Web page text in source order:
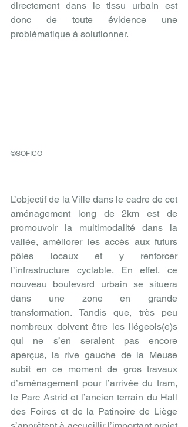
directement dans le tissu urbain est
donc de toute évidence une
problématique à solutionner.
©SOFICO
L’objectif de la Ville dans le cadre de cet
aménagement long de 2km est de
promouvoir la multimodalité dans la
vallée, améliorer les accès aux futurs
pôles locaux et y renforcer
l’infrastructure cyclable. En effet, ce
nouveau boulevard urbain se situera
dans une zone en grande
transformation. Tandis que, très peu
nombreux doivent être les liégeois(e)s
qui ne s’en seraient pas encore
aperçus, la rive gauche de la Meuse
subit en ce moment de gros travaux
d’aménagement pour l’arrivée du tram,
le Parc Astrid et l’ancien terrain du Hall
des Foires et de la Patinoire de Liège